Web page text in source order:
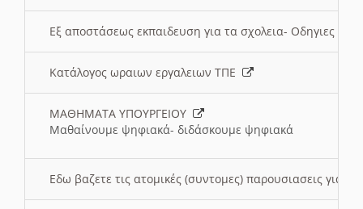
Εξ αποστάσεως εκπαιδευση για τα σχολεια- Οδηγιες
Κατάλογος ωραιων εργαλειων ΤΠΕ
ΜΑΘΗΜΑΤΑ ΥΠΟΥΡΓΕΙΟΥ
Μαθαίνουμε ψηφιακά- διδάσκουμε ψηφιακά
Εδω βαζετε τις ατομικές (συντομες) παρουσιασεις για